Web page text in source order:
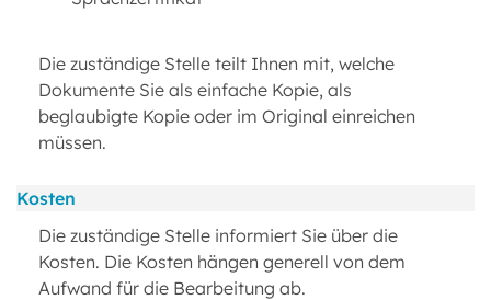
Die zuständige Stelle teilt Ihnen mit, welche
Dokumente Sie als einfache Kopie, als
beglaubigte Kopie oder im Original einreichen
müssen.
Kosten
Die zuständige Stelle informiert Sie über die
Kosten. Die Kosten hängen generell von dem
Aufwand für die Bearbeitung ab.